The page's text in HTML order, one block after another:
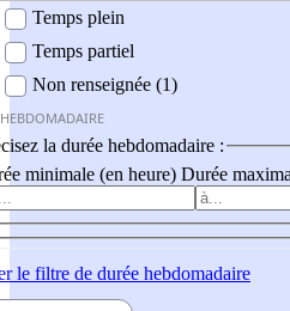
Temps plein
Temps partiel
Non renseignée (1)
la durée hebdomadaire :
minimale (en heure) Durée
le filtre de durée hebdomadaire